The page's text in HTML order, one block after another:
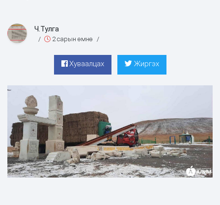
Ч.Тулга
/ 2 сарын өмнө /
Хуваалцах Жиргэх